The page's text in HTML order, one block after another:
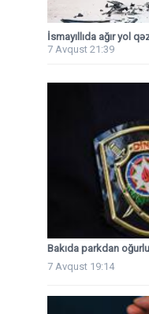
İsmayıllıda ağır yol
7 Avqust 21:39
Bakıda parkdan
7 Avqust 19:14